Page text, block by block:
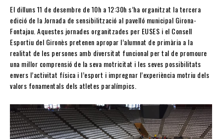
El dilluns 11 de desembre de 10h a 12:30h s’ha organitzat la tercera
edició de la Jornada de sensibilització al pavelló municipal Girona-
Fontajau. Aquestes jornades organitzades per EUSES i el Consell
Esportiu del Gironès pretenen apropar l’alumnat de primària a la
realitat de les persones amb diversitat funcional per tal de promoure
una millor comprensió de la seva motricitat i les seves possibilitats
envers l’activitat física i l’esport i impregnar l’experiència motriu dels
valors fonamentals dels atletes paralímpics.